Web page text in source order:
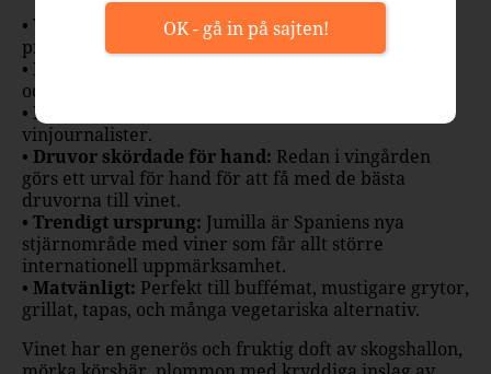
• Världsklassproducent:Juan Gil är en av de mest
prestigefyllda vinproducenterna från Spanien.
• Bäst i klassen:
och av druvan monastrell på Systembolaget.
• Kritikerhyllat:
vinjournalister.
• Druvor skördade för hand: Redan i vingården
görs ett urval för hand för att få med de bästa
druvorna till vinet.
• Trendigt ursprung: Jumilla är Spaniens nya
stjärnområde med viner som får allt större
internationell uppmärksamhet.
• Matvänligt: Perfekt till buffémat, mustigare grytor,
grillat, tapas, och många vegetariska alternativ.
Vinet har en generös och fruktig doft av skogshallon,
OK - gå in på sajten!